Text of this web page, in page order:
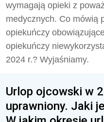
wymagają opieki z
medycznych. Co mówią
opiekuńczy
opiekuńczy
2024 r.? Wyjaśniamy.
Urlop ojcowski w
uprawniony. Jaki